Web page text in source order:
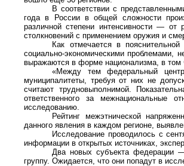
В соответствии с
года в России в общей сложности
различной степени интенсивности —
столкновений с применением оружия и
Как отмечается в
социально-экономическими проблемами,
выражаются в форме национализма, в том
«Между тем федеральный центр
муниципалитеты, требуя от них не
считают трудновыполнимой.
ответственного за межнациональные
исследованию.
Рейтинг межэтнической
данного явления в каждом регионе,
Исследование проводилось с
информации в открытых источниках,
Два новых субъекта
группу. Ожидается, что они попадут в